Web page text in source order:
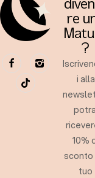
re
?
i alla
10%
sconto
tuo